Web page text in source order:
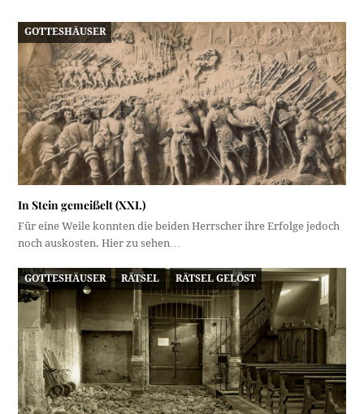
GOTTESHÄUSER
In Stein gemeißelt (XXI.)
Für eine Weile konnten die beiden Herrscher ihre Erfolge jedoch
noch auskosten. Hier zu sehen…
GOTTESHÄUSER RÄTSEL RÄTSEL GELÖST